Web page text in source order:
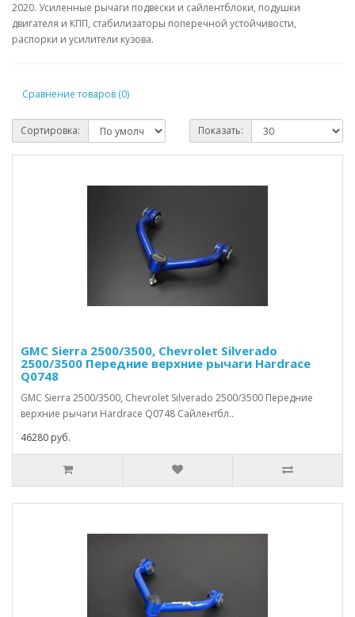
2020. Усиленные рычаги подвески и сайлентблоки, подушки
двигателя и КПП, стабилизаторы поперечной устойчивости,
распорки и усилители кузова.
Сравнение товаров (0)
Сортировка: Показать:
GMC Sierra 2500/3500, Chevrolet Silverado
2500/3500 Передние верхние рычаги Hardrace
Q0748
GMC Sierra 2500/3500, Chevrolet Silverado 2500/3500 Передние
верхние рычаги Hardrace Q0748 Сайлентбл..
46280 руб.